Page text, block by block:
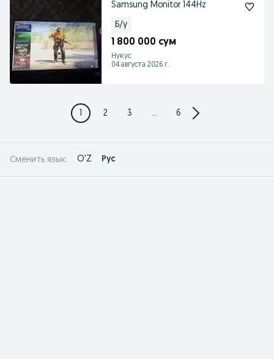
Samsung Monitor 144Hz
Б/у
1 800 000 сум
Нукус
04 августа 2026 г.
1 2 3 ... 6
Сменить язык: O'Z Рус